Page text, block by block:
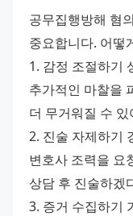
공무집행방해 혐
중요합니다. 어떻
1. 감정 조절하기
추가적인 마찰을
더 무거워질 수 있
2. 진술 자제하기
변호사 조력을 요
상담 후 진술하겠
3. 증거 수집하기